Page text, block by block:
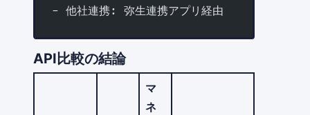
- 他社連携: 弥生連携アプリ経由
API比較の結論
マ
ネ